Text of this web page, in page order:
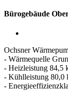
Bürogebäude
Ochsner
- Wärmequelle
- Heizleistung 84,5
- Kühlleistung 80,0
-